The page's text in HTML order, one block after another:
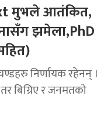
मुभले आतंकित,
झमेला,PhD
निर्णायक रहेनन् ।
बिग्रिए र जनमतको